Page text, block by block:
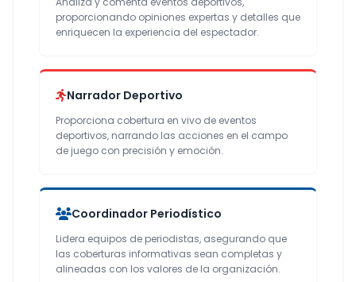
proporcionando opiniones expertas y detalles que
enriquecen la experiencia del espectador.
Narrador Deportivo
Proporciona cobertura en vivo de eventos
deportivos, narrando las acciones en el campo
de juego con precisión y emoción.
Coordinador Periodístico
Lidera equipos de periodistas, asegurando que
las coberturas informativas sean completas y
alineadas con los valores de la organización.